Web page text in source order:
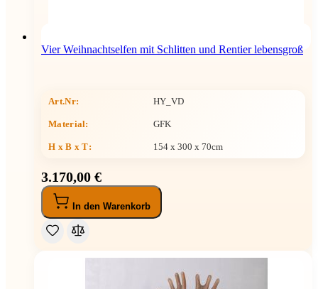
Vier Weihnachtselfen mit Schlitten und Rentier lebensgroß
Art.Nr: HY_VD
Material: GFK
H x B x T: 154 x 300 x 70cm
3.170,00 €
In den Warenkorb